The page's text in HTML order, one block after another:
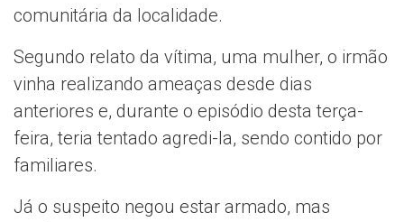
comunitária da localidade.
Segundo relato da vítima, uma mulher, o irmão
vinha realizando ameaças desde dias
anteriores e, durante o episódio desta terça-
feira, teria tentado agredi-la, sendo contido por
familiares.
Já o suspeito negou estar armado, mas